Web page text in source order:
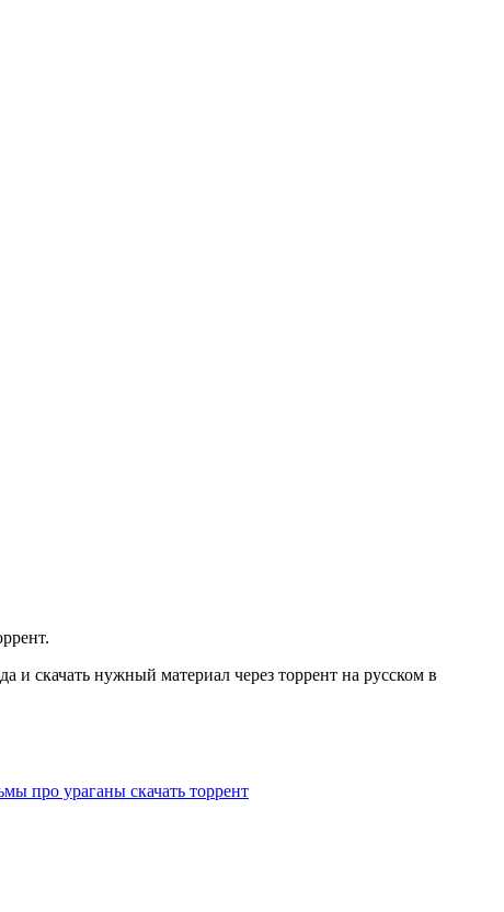
скачать нужный материал через торрент на русском в
про ураганы скачать торрент